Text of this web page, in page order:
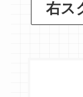
右ス